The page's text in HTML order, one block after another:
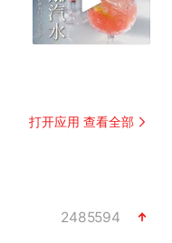
打开应用 查看全部
2485594